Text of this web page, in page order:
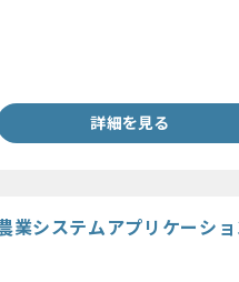
詳細を見る
システムアプリケーシ